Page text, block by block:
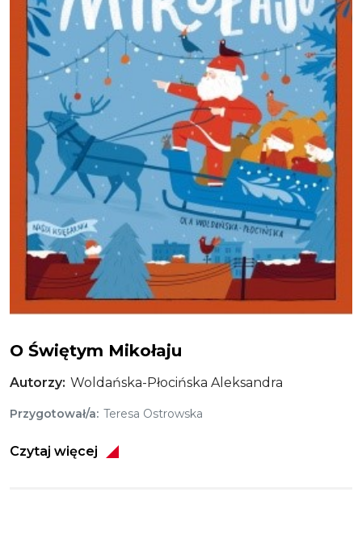
O Świętym Mikołaju
Autorzy Woldańska-Płocińska Aleksandra
Przygotował/a Teresa Ostrowska
Czytaj więcej